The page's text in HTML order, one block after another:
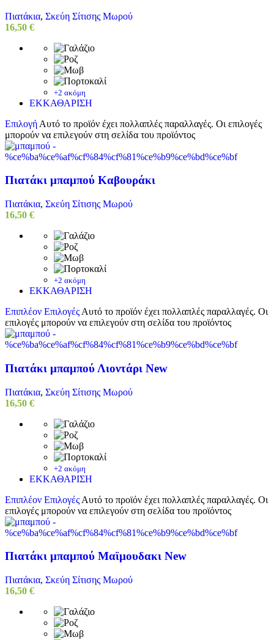
Πιατάκια, Σκεύη Σίτισης Μωρού
16,50 €
+2 ακόμη
ΕΚΚΑΘΑΡΙΣΗ
Επιλογή Αυτό το προϊόν έχει πολλαπλές παραλλαγές. Οι επιλογές
μπορούν να επιλεγούν στη σελίδα του προϊόντος
Πιατάκι μπαμπού Καβουράκι
Πιατάκια, Σκεύη Σίτισης Μωρού
16,50 €
+2 ακόμη
ΕΚΚΑΘΑΡΙΣΗ
Επιπλέον Επιλογές Αυτό το προϊόν έχει πολλαπλές παραλλαγές. Οι
επιλογές μπορούν να επιλεγούν στη σελίδα του προϊόντος
Πιατάκι μπαμπού Λιοντάρι New
Πιατάκια, Σκεύη Σίτισης Μωρού
16,50 €
+2 ακόμη
ΕΚΚΑΘΑΡΙΣΗ
Επιπλέον Επιλογές Αυτό το προϊόν έχει πολλαπλές παραλλαγές. Οι
επιλογές μπορούν να επιλεγούν στη σελίδα του προϊόντος
Πιατάκι μπαμπού Μαϊμουδακι New
Πιατάκια, Σκεύη Σίτισης Μωρού
16,50 €